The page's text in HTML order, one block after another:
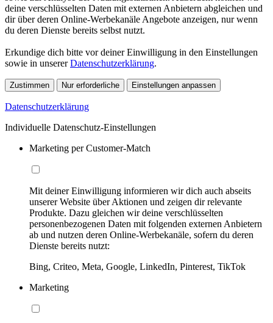
deine verschlüsselten Daten mit externen Anbietern abgleichen und
dir über deren Online-Werbekanäle Angebote anzeigen, nur wenn
du deren Dienste bereits selbst nutzt.
Erkundige dich bitte vor deiner Einwilligung in den Einstellungen
sowie in unsererDatenschutzerklärung.
Zustimmen Nur erforderliche Einstellungen anpassen
Datenschutzerklärung
Individuelle Datenschutz-Einstellungen
Marketing per Customer-Match
Mit deiner Einwilligung informieren wir dich auch abseits
unserer Website über Aktionen und zeigen dir relevante
Produkte. Dazu gleichen wir deine verschlüsselten
personenbezogenen Daten mit folgenden externen Anbietern
ab und nutzen deren Online-Werbekanäle, sofern du deren
Dienste bereits nutzt:
Bing, Criteo, Meta, Google, LinkedIn, Pinterest, TikTok
Marketing